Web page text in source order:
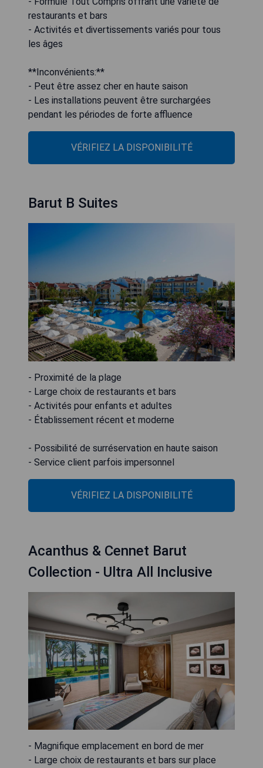
restaurants et bars
- Activités et divertissements variés pour tous
les âges
**Inconvénients:**
- Peut être assez cher en haute saison
- Les installations peuvent être surchargées
pendant les périodes de forte affluence
VÉRIFIEZ LA DISPONIBILITÉ
Barut B Suites
- Proximité de la plage
- Large choix de restaurants et bars
- Activités pour enfants et adultes
- Établissement récent et moderne
- Possibilité de surréservation en haute saison
- Service client parfois impersonnel
VÉRIFIEZ LA DISPONIBILITÉ
Acanthus & Cennet Barut
Collection - Ultra All Inclusive
- Magnifique emplacement en bord de mer
- Large choix de restaurants et bars sur place